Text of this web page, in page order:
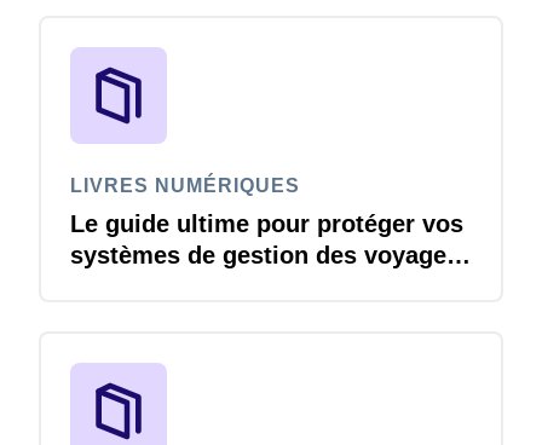
LIVRES NUMÉRIQUES
Le guide ultime pour protéger vos
systèmes de gestion des voyages